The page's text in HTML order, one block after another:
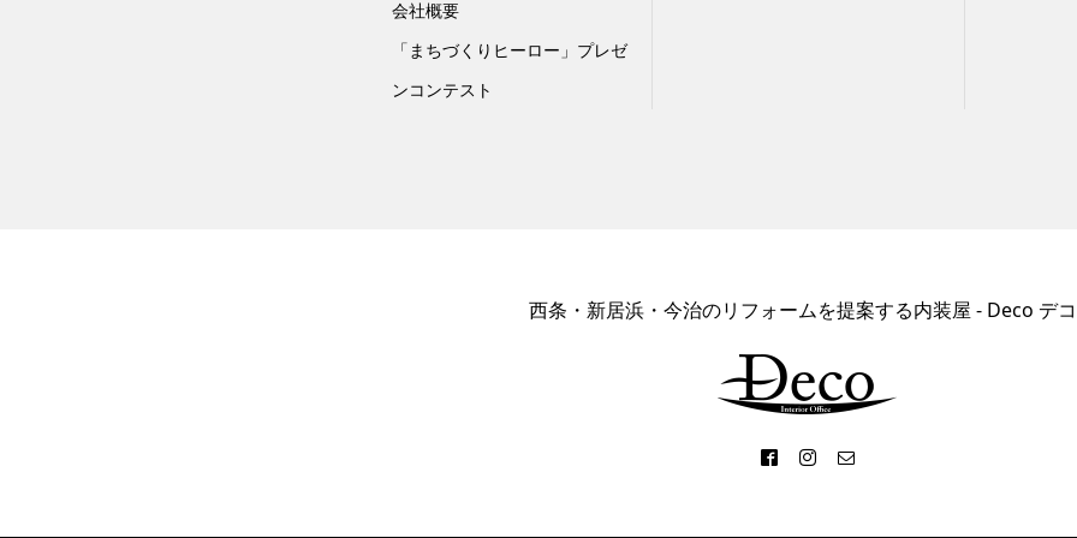
会社概要
「まちづくりヒーロー」プレゼ
ンコンテスト
西条・新居浜・今治のリフォームを提案する内装屋 - Deco デ